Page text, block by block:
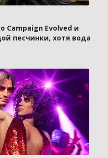
Campaign Evolved и
песчинки, хотя вода